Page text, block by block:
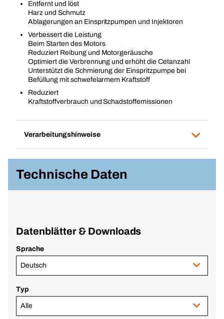
Entfernt und löst
Harz und Schmutz
Ablagerungen an Einspritzpumpen und Injektoren
Verbessert die Leistung
Beim Starten des Motors
Reduziert Reibung und Motorgeräusche
Optimiert die Verbrennung und erhöht die Cetanzahl
Unterstützt die Schmierung der Einspritzpumpe bei
Befüllung mit schwefelarmem Kraftstoff
Reduziert
Kraftstoffverbrauch und Schadstoffemissionen
Verarbeitungshinweise
Technische Daten
Datenblätter & Downloads
Sprache
Deutsch
Typ
Alle